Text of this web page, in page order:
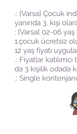
.: [Varsa] Çocuk
yanında 3. kişi
: [Varsa] 02-06
1.çocuk ücretsiz
12 yaş fiyatı
.: Fiyatlar
da 3 kişilik odada
.: Single kontenjanı